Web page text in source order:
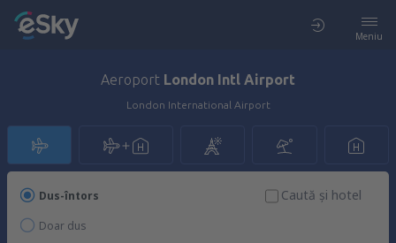
Meniu
Aeroport London Intl Airport
London International Airport
Dus-întors
Doar dus
Caută şi hotel